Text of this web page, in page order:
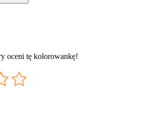
oceni tę kolorowankę!